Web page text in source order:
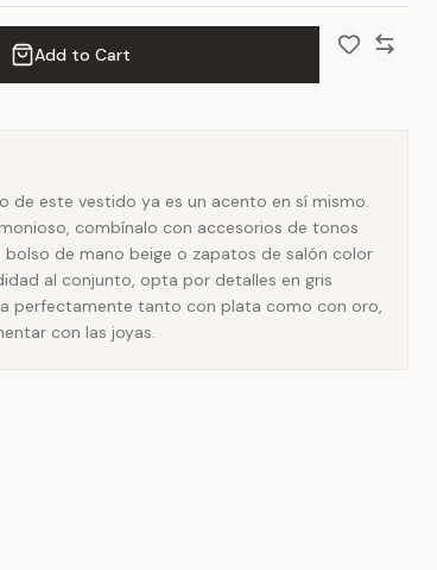
Add to Cart
de este vestido ya es un acento en sí mismo.
combínalo con accesorios de tonos
bolso de mano beige o zapatos de salón color
al conjunto, opta por detalles en gris
perfectamente tanto con plata como con oro,
con las joyas.